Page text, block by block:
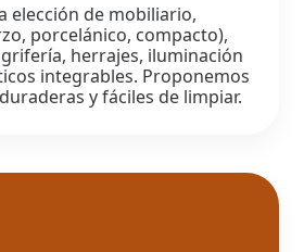
elección de mobiliario,
porcelánico, compacto),
herrajes, iluminación
integrables. Proponemos
y fáciles de limpiar.